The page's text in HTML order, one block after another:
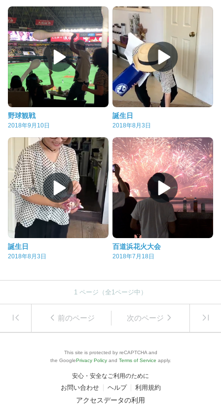
野球観戦
2018年9月10日
誕生日
2018年8月3日
誕生日
2018年8月3日
百道浜花火大会
2018年7月18日
1 ページ（全1ページ中）
前のページ 次のページ
This site is protected by reCAPTCHA and
the GooglePrivacy Policy and Terms of Service apply.
安心・安全なご利用のために
お問い合わせ ヘルプ 利用規約
アクセスデータの利用